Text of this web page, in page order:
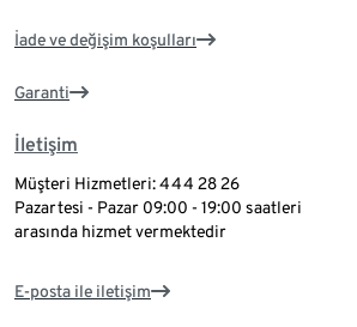
İade ve değişim koşulları
Garanti
İletişim
Müşteri Hizmetleri: 444 28 26
Pazartesi - Pazar 09:00 - 19:00 saatleri
arasında hizmet vermektedir
E-posta ile iletişim